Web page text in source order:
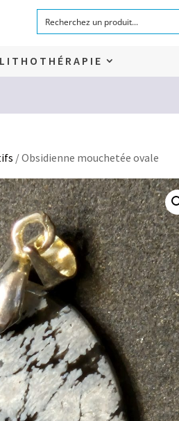
LITHOTHÉRAPIE
/ Obsidienne mouchetée ovale